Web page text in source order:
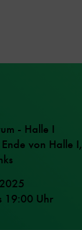
- Halle I
von Halle I,
19:00 Uhr